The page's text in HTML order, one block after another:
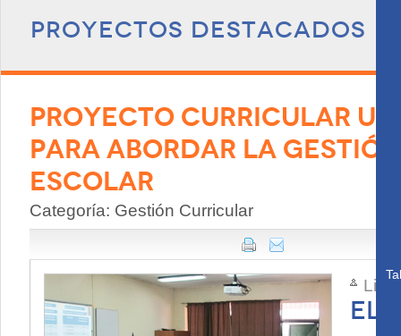
Proyectos destacados
PROYECTO CURRICULAR
PARA ABORDAR LA
ESCOLAR
Categoría: Gestión Curricular